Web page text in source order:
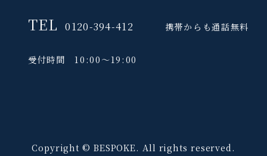
TEL 0120-394-412 携帯からも通話無料
受付時間 10:00～19:00
Copyright © BESPOKE. All rights reserved.